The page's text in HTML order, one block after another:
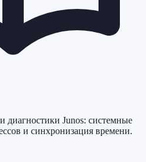
Junos: системные
и синхронизация времени.